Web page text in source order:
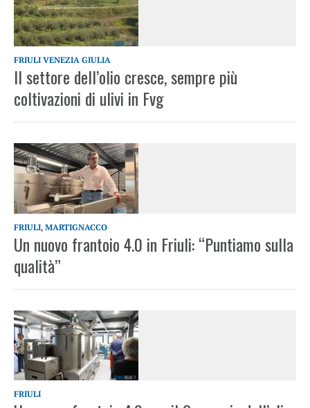
FRIULI VENEZIA GIULIA
Il settore dell’olio cresce, sempre più
coltivazioni di ulivi in Fvg
FRIULI, MARTIGNACCO
Un nuovo frantoio 4.0 in Friuli: “Puntiamo sulla
qualità”
FRIULI